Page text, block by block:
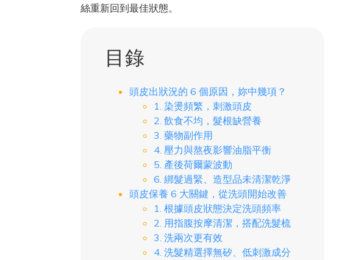
絲重新回到最佳狀態。
目錄
頭皮出狀況的 6 個原因，妳中幾項？
1. 染燙頻繁，刺激頭皮
2. 飲食不均，髮根缺營養
3. 藥物副作用
4. 壓力與熬夜影響油脂平衡
5. 產後荷爾蒙波動
6. 綁髮過緊、造型品未清潔乾淨
頭皮保養 6 大關鍵，從洗頭開始改善
1. 根據頭皮狀態決定洗頭頻率
2. 用指腹按摩清潔，搭配洗髮梳
3. 洗兩次更有效
4. 洗髮精選擇無矽、低刺激成分